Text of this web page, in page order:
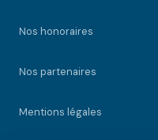
Nos honoraires
Nos partenaires
Mentions légales